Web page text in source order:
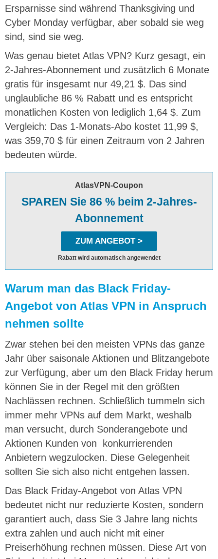
Ersparnisse sind während Thanksgiving und
Cyber ​​Monday verfügbar, aber sobald sie weg
sind, sind sie weg.
Was genau bietet Atlas VPN? Kurz gesagt, ein
2-Jahres-Abonnement und zusätzlich 6 Monate
gratis für insgesamt nur 49,21 $. Das sind
unglaubliche 86 % Rabatt und es entspricht
monatlichen Kosten von lediglich 1,64 $. Zum
Vergleich: Das 1-Monats-Abo kostet 11,99 $,
was 359,70 $ für einen Zeitraum von 2 Jahren
bedeuten würde.
AtlasVPN-Coupon
SPAREN Sie 86 % beim 2-Jahres-
Abonnement
ZUM ANGEBOT >
Rabatt wird automatisch angewendet
Warum man das Black Friday-
Angebot von Atlas VPN in Anspruch
nehmen sollte
Zwar stehen bei den meisten VPNs das ganze
Jahr über saisonale Aktionen und Blitzangebote
zur Verfügung, aber um den Black Friday herum
können Sie in der Regel mit den größten
Nachlässen rechnen. Schließlich tummeln sich
immer mehr VPNs auf dem Markt, weshalb
man versucht, durch Sonderangebote und
Aktionen Kunden von konkurrierenden
Anbietern wegzulocken. Diese Gelegenheit
sollten Sie sich also nicht entgehen lassen.
Das Black Friday-Angebot von Atlas VPN
bedeutet nicht nur reduzierte Kosten, sondern
garantiert auch, dass Sie 3 Jahre lang nichts
extra zahlen und auch nicht mit einer
Preiserhöhung rechnen müssen. Diese Art von